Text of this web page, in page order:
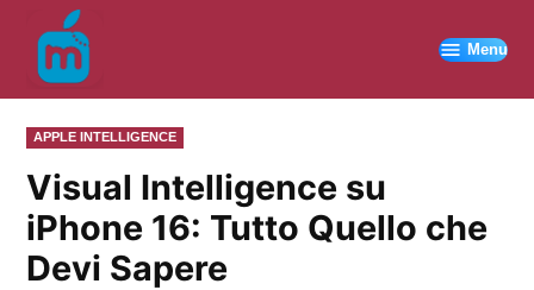
contenuto
Menu
PUBBLICATO
IN
APPLE INTELLIGENCE
Visual Intelligence su
iPhone 16: Tutto Quello che
Devi Sapere